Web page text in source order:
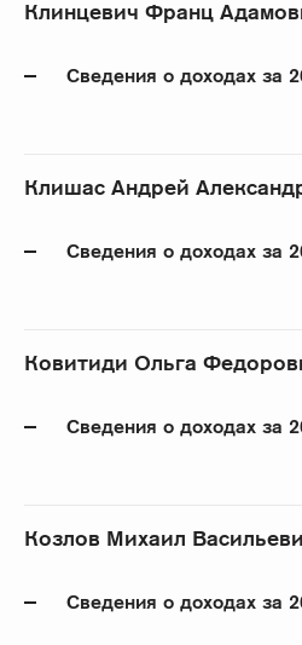
Клинцевич Франц
Сведения о доходах за
Клишас Андрей
Сведения о доходах за
Ковитиди Ольга
Сведения о доходах за
Козлов Михаил
Сведения о доходах за